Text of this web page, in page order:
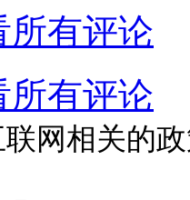
所有评论
所有评论
网相关的